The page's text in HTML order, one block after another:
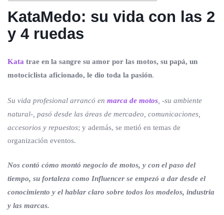
KataMedo: su vida con las 2
y 4 ruedas
Kata trae en la sangre su amor por las motos, su papá, un
motociclista aficionado, le dio toda la pasión.
Su vida profesional arrancó en marca de motos , -su ambiente
natural-, pasó desde las áreas de mercadeo, comunicaciones,
accesorios y repuestos; y además, se metió en temas de
organización eventos.
Nos contó cómo montó negocio de motos, y con el paso del
tiempo, su fortaleza como Influencer se empezó a dar desde el
conocimiento y el hablar claro sobre todos los modelos, industria
y las marcas.